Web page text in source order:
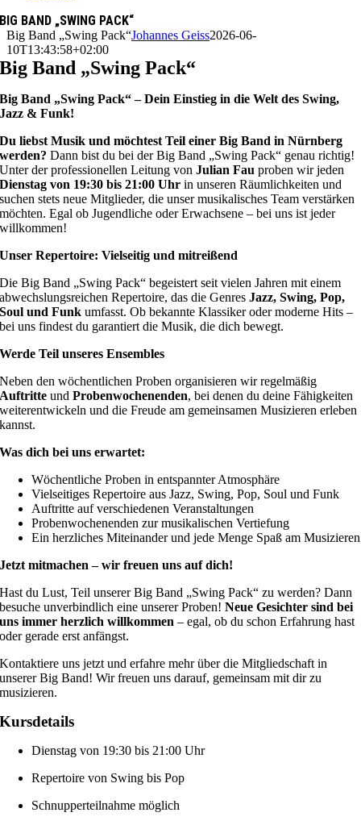
BIG BAND „SWING PACK“
Big Band „Swing Pack“Johannes Geiss2026-06-
10T13:43:58+02:00
Big Band „Swing Pack“
Big Band „Swing Pack“ – Dein Einstieg in die Welt des Swing,
Jazz & Funk!
Du liebst Musik und möchtest Teil einer Big Band in Nürnberg
werden? Dann bist du bei der Big Band „Swing Pack“ genau richtig!
Unter der professionellen Leitung vonJulian Fau proben wir jeden
Dienstag von 19:30 bis 21:00 Uhr in unseren Räumlichkeiten und
suchen stets neue Mitglieder, die unser musikalisches Team verstärken
möchten. Egal ob Jugendliche oder Erwachsene – bei uns ist jeder
willkommen!
Unser Repertoire: Vielseitig und mitreißend
Die Big Band „Swing Pack“ begeistert seit vielen Jahren mit einem
abwechslungsreichen Repertoire, das die GenresJazz, Swing, Pop,
Soul und Funk umfasst. Ob bekannte Klassiker oder moderne Hits –
bei uns findest du garantiert die Musik, die dich bewegt.
Werde Teil unseres Ensembles
Neben den wöchentlichen Proben organisieren wir regelmäßig
Auftritte undProbenwochenenden, bei denen du deine Fähigkeiten
weiterentwickeln und die Freude am gemeinsamen Musizieren erleben
kannst.
Was dich bei uns erwartet:
Wöchentliche Proben in entspannter Atmosphäre
Vielseitiges Repertoire aus Jazz, Swing, Pop, Soul und Funk
Auftritte auf verschiedenen Veranstaltungen
Probenwochenenden zur musikalischen Vertiefung
Ein herzliches Miteinander und jede Menge Spaß am Musizieren
Jetzt mitmachen – wir freuen uns auf dich!
Hast du Lust, Teil unserer Big Band „Swing Pack“ zu werden? Dann
besuche unverbindlich eine unserer Proben!Neue Gesichter sind bei
uns immer herzlich willkommen – egal, ob du schon Erfahrung hast
oder gerade erst anfängst.
Kontaktiere uns jetzt und erfahre mehr über die Mitgliedschaft in
unserer Big Band! Wir freuen uns darauf, gemeinsam mit dir zu
musizieren.
Kursdetails
Dienstag von 19:30 bis 21:00 Uhr
Repertoire von Swing bis Pop
Schnupperteilnahme möglich